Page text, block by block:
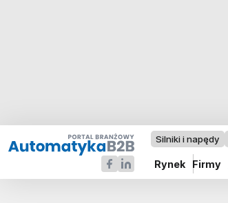
Silniki i napędy
Rynek Firmy